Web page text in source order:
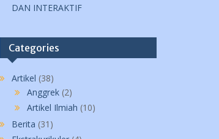
DAN INTERAKTIF
Categories
Artikel (38)
Anggrek(2)
Artikel Ilmiah (10)
Berita (31)